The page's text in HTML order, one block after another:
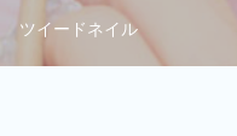
ツイードネイル